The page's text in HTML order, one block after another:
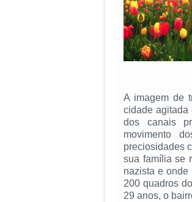
A imagem de
cidade agitada
dos canais
movimento
preciosidades
sua família se
nazista e
200 quadros
29 anos, o